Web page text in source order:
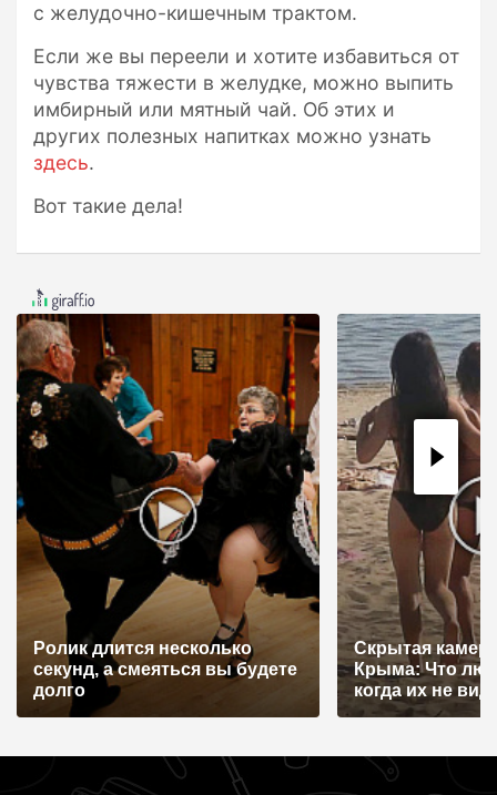
с желудочно-кишечным трактом.
Если же вы переели и хотите избавиться от
чувства тяжести в желудке, можно выпить
имбирный или мятный чай. Об этих и
других полезных напитках можно узнать
здесь.
Вот такие дела!
Ролик длится несколько
секунд, а смеяться вы будете
долго
Скрытая
Крыма: Что
когда их не